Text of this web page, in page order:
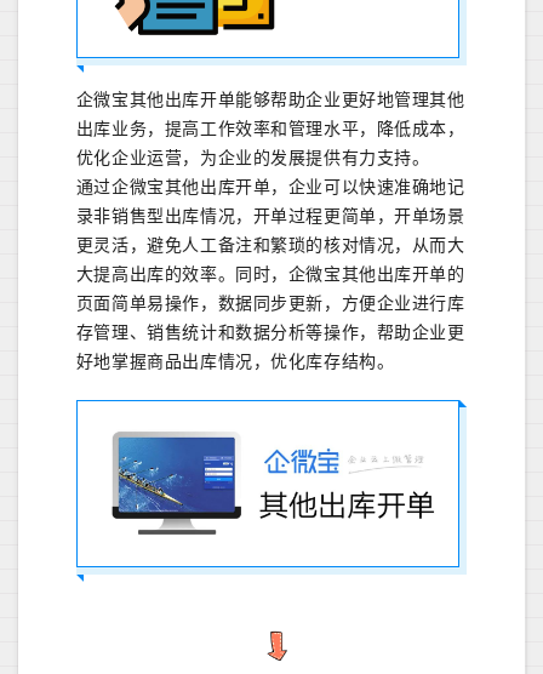
企微宝其他出库开单能够帮助企业更好地管理其他
出库业务，提高工作效率和管理水平，降低成本，
优化企业运营，为企业的发展提供有力支持。
通过企微宝其他出库开单，企业可以快速准确地记
录非销售型出库情况，开单过程更简单，开单场景
更灵活，避免人工备注和繁琐的核对情况，从而大
大提高出库的效率。同时，企微宝其他出库开单的
页面简单易操作，数据同步更新，方便企业进行库
存管理、销售统计和数据分析等操作，帮助企业更
好地掌握商品出库情况，优化库存结构。